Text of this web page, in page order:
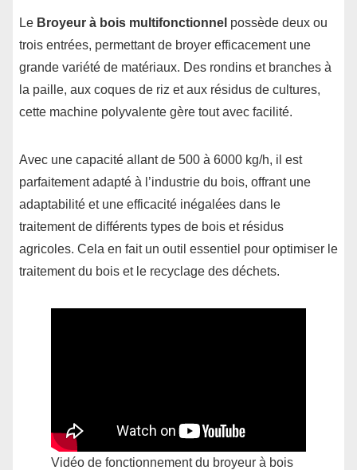
Le Broyeur à bois multifonctionnel possède deux ou
trois entrées, permettant de broyer efficacement une
grande variété de matériaux. Des rondins et branches à
la paille, aux coques de riz et aux résidus de cultures,
cette machine polyvalente gère tout avec facilité.
Avec une capacité allant de 500 à 6000 kg/h, il est
parfaitement adapté à l’industrie du bois, offrant une
adaptabilité et une efficacité inégalées dans le
traitement de différents types de bois et résidus
agricoles. Cela en fait un outil essentiel pour optimiser le
traitement du bois et le recyclage des déchets.
Vidéo de fonctionnement du broyeur à bois